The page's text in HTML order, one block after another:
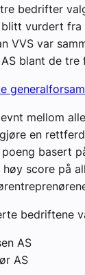
bedrifter
vurdert fra
VVS var
blant de tre
mellom
en
poeng basert
score på
bedriftene
AS
AS